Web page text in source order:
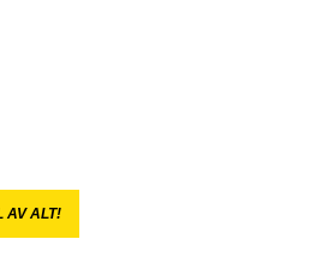
AV ALT!